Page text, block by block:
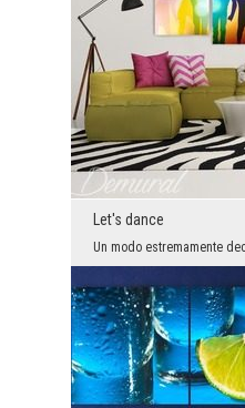
Let's dance